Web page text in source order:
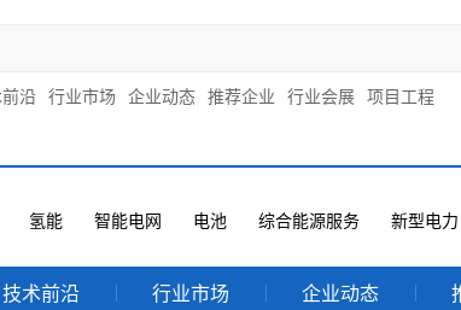
沿 行业市场 企业动态 推荐企业 行业会展 项目工程
氢能 智能电网 电池 综合能源服务 新型电力
技术前沿 行业市场 企业动态